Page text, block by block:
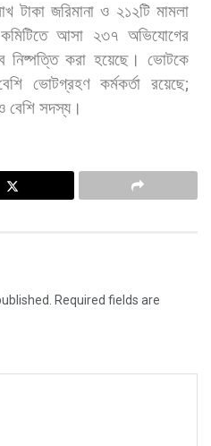
টাকা জরিমানা ও ২১২টি মামলা
কমিটিতে আসা ২৩৭ অভিযোগের
নিষ্পত্তি করা হয়েছে। ভোটকে
ভোটগ্রহণ কর্মকর্তা রয়েছে;
বেশি সদস্য।
Required fields are